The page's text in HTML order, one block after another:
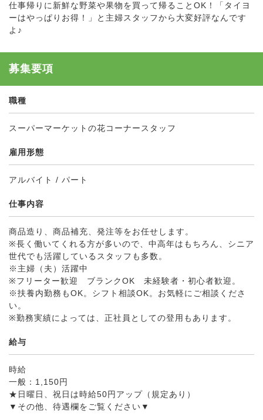
仕事帰りに新鮮な野菜や果物を買って帰ることOK！「タイヨ
ーはやっぱりお得！」と主婦スタッフから大変好評なんです
よ♪
募集要項
職種
スーパーマーケットの花コーナースタッフ
雇用形態
アルバイト / パート
仕事内容
商品造り、商品補充、発注等をお任せします。
※長く働いてくれる方が多いので、中高年はもちろん、シニア
世代でも活躍しているスタッフも多数。
※主婦（夫）活躍中
※フリーター歓迎 ブランクOK 未経験者・初心者歓迎。
※扶養内勤務もOK。シフト相談OK。お気軽にご相談くださ
い。
※勤務実績によっては、正社員としての登用もあります。
給与
時給
一般：1,150円
★日曜日、祝日は時給50円アップ（規定あり）
▼その他、待遇欄をご覧ください▼